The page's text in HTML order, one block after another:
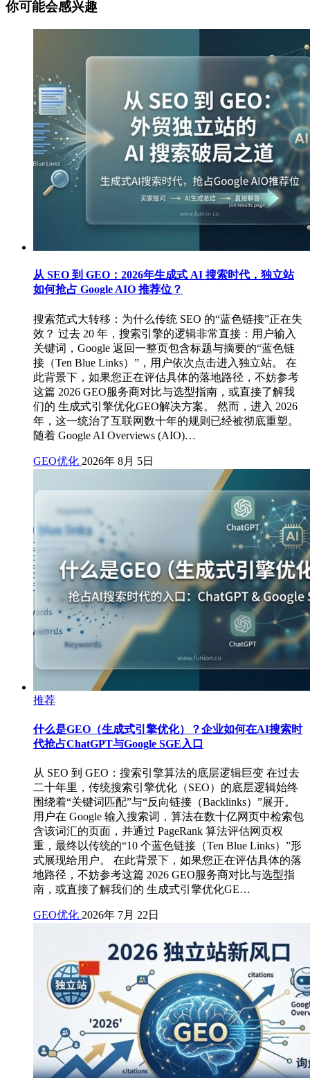
你可能会感兴趣
从 SEO 到 GEO：2026年生成式 AI 搜索时代，独立站
如何抢占 Google AIO 推荐位？
搜索范式大转移：为什么传统 SEO 的“蓝色链接”正在失
效？ 过去 20 年，搜索引擎的逻辑非常直接：用户输入
关键词，Google 返回一整页包含标题与摘要的“蓝色链
接（Ten Blue Links）”，用户依次点击进入独立站。 在
此背景下，如果您正在评估具体的落地路径，不妨参考
这篇 2026 GEO服务商对比与选型指南，或直接了解我
们的 生成式引擎优化GEO解决方案。 然而，进入 2026
年，这一统治了互联网数十年的规则已经被彻底重塑。
随着 Google AI Overviews (AIO)…
GEO优化 2026年 8月 5日
推荐
什么是GEO（生成式引擎优化）？企业如何在AI搜索时
代抢占ChatGPT与Google SGE入口
从 SEO 到 GEO：搜索引擎算法的底层逻辑巨变 在过去
二十年里，传统搜索引擎优化（SEO）的底层逻辑始终
围绕着“关键词匹配”与“反向链接（Backlinks）”展开。
用户在 Google 输入搜索词，算法在数十亿网页中检索包
含该词汇的页面，并通过 PageRank 算法评估网页权
重，最终以传统的“10 个蓝色链接（Ten Blue Links）”形
式展现给用户。 在此背景下，如果您正在评估具体的落
地路径，不妨参考这篇 2026 GEO服务商对比与选型指
南，或直接了解我们的 生成式引擎优化GE…
GEO优化 2026年 7月 22日